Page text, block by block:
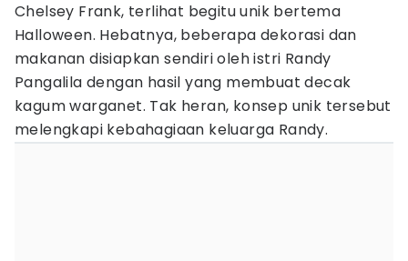
Chelsey Frank, terlihat begitu unik bertema
Halloween. Hebatnya, beberapa dekorasi dan
makanan disiapkan sendiri oleh istri Randy
Pangalila dengan hasil yang membuat decak
kagum warganet. Tak heran, konsep unik tersebut
melengkapi kebahagiaan keluarga Randy.